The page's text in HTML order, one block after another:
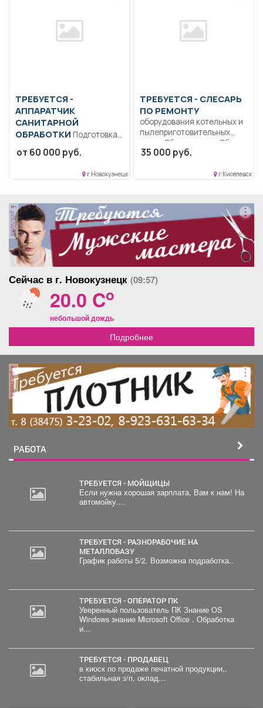
ТРЕБУЕТСЯ -
АППАРАТЧИК
САНИТАРНОЙ
ОБРАБОТКИ
мойка керхером, работа на
от 60 000 руб.
г Новокузнецк
ТРЕБУЕТСЯ - СЛЕСАРЬ
ПО РЕМОНТУ
оборудования котельных и
пылеприготовительных
цехов Образование: Общее
образование.. Обеспечение
35 000 руб.
г Киселевск
реклама
Сейчас в г. Новокузнецк (09:57)
20.0 Co
небольшой дождь
Подробнее
реклама
РАБОТА
ТРЕБУЕТСЯ - МОЙЩИЦЫ
Если нужна хорошая зарплата, Вам к нам! На
автомойку....
ТРЕБУЕТСЯ - РАЗНОРАБОЧИЕ НА
МЕТАЛЛОБАЗУ
График работы 5/2. Возможна подработка..
ТРЕБУЕТСЯ - ОПЕРАТОР ПК
Уверенный пользователь ПК Знание OS
Windows знание Microsoft Office . Обработка
и...
ТРЕБУЕТСЯ - ПРОДАВЕЦ
в киоск по продаже печатной продукции,.
стабильная з/п, оклад...